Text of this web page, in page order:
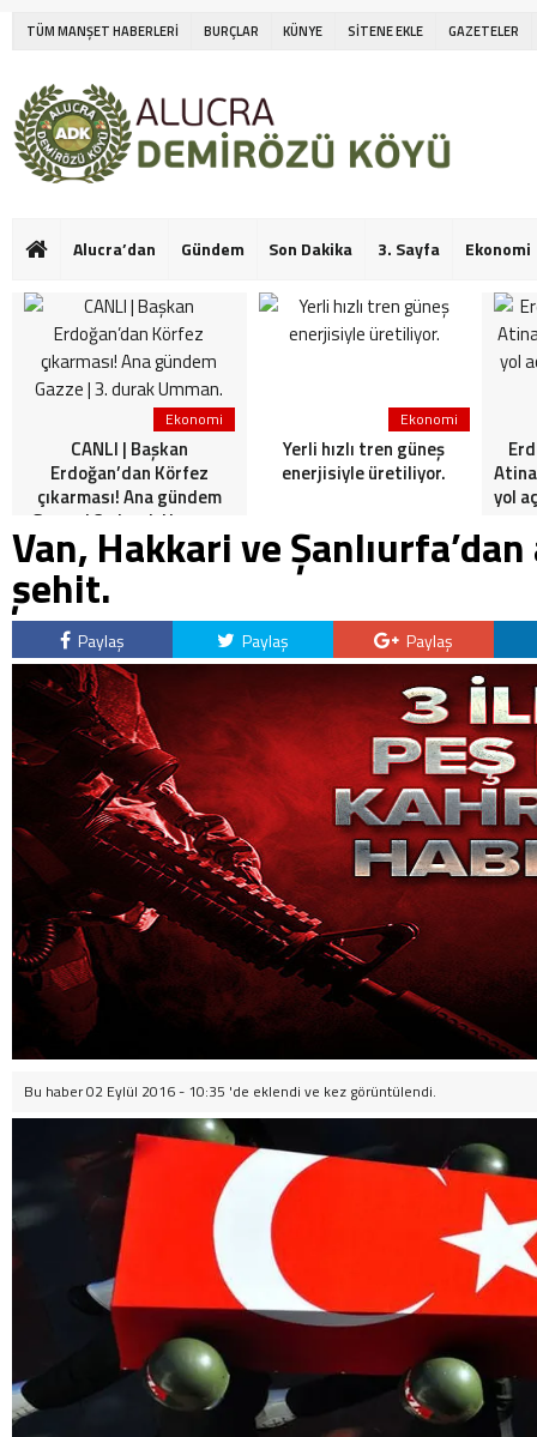
TÜM MANŞET HABERLERİ BURÇLAR KÜNYE SİTENE EKLE GAZETELER
Alucra’dan Gündem Son Dakika 3. Sayfa Ekonomi
Ekonomi
CANLI | Başkan
Erdoğan’dan Körfez
çıkarması! Ana gündem
Gazze | 3. durak Umman.
Ekonomi
Yerli hızlı tren güneş
enerjisiyle üretiliyor.
yol
Van, Hakkari ve Şanlıurfa’dan
şehit.
Paylaş Paylaş Paylaş
Bu haber 02 Eylül 2016 - 10:35 'de eklendi ve kez görüntülendi.